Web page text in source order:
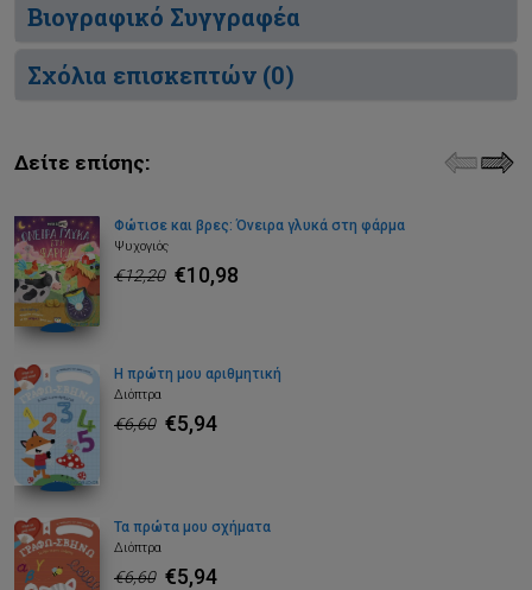
Βιογραφικό Συγγραφέα
Σχόλια επισκεπτών (0)
Δείτε επίσης:
Φώτισε και βρες: Όνειρα γλυκά στη φάρμα
Ψυχογιός
€12,20 €10,98
Η πρώτη μου αριθμητική
Διόπτρα
€6,60 €5,94
Τα πρώτα μου σχήματα
Διόπτρα
€6,60 €5,94